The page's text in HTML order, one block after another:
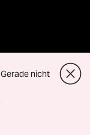
Gerade nicht